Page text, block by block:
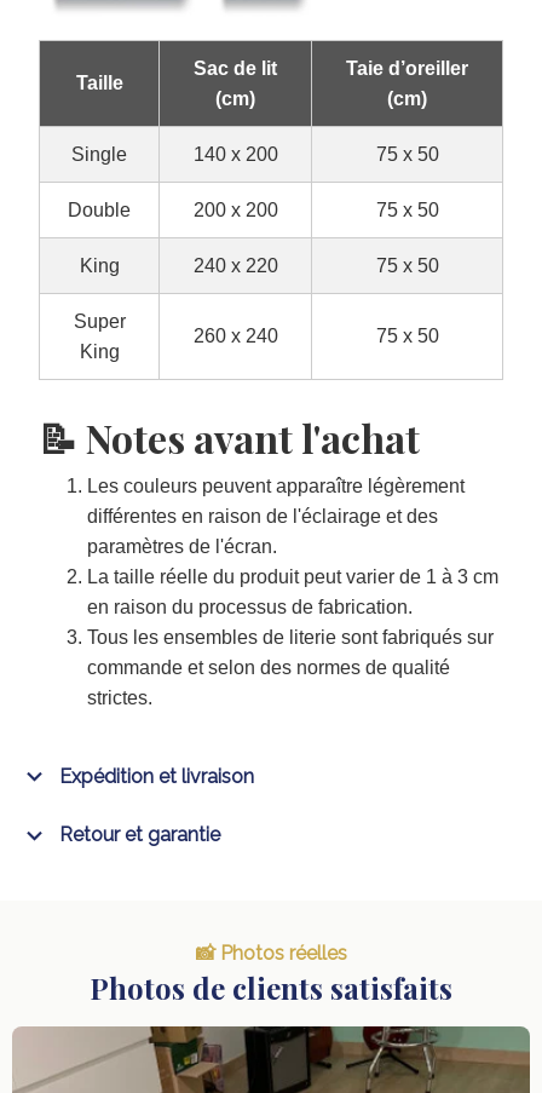
Taille
Sac de lit
(cm)
Taie d’oreiller
(cm)
Single 140 x 200 75 x 50
Double 200 x 200 75 x 50
King 240 x 220 75 x 50
Super
King
260 x 240 75 x 50
📝 Notes avant l'achat
Les couleurs peuvent apparaître légèrement
différentes en raison de l'éclairage et des
paramètres de l'écran.
La taille réelle du produit peut varier de 1 à 3 cm
en raison du processus de fabrication.
Tous les ensembles de literie sont fabriqués sur
commande et selon des normes de qualité
strictes.
Expédition et livraison
Retour et garantie
📸 Photos réelles
Photos de clients satisfaits